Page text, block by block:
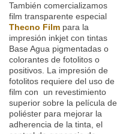
También comercializamos
film transparente especial
Thecno Film para la
impresión inkjet con tintas
Base Agua pigmentadas o
colorantes de fotolitos o
positivos. La impresión de
fotolitos requiere del uso de
film con un revestimiento
superior sobre la película de
poliéster para mejorar la
adherencia de la tinta, el